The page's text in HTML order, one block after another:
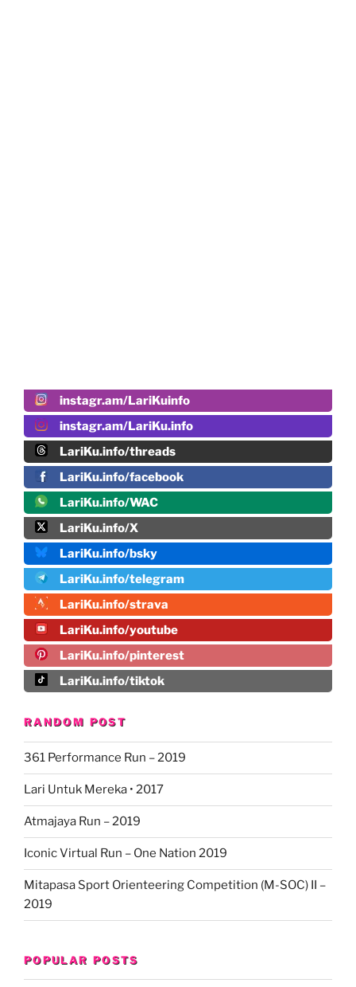
instagr.am/LariKuinfo
instagr.am/LariKu.info
LariKu.info/threads
LariKu.info/facebook
LariKu.info/WAC
LariKu.info/X
LariKu.info/bsky
LariKu.info/telegram
LariKu.info/strava
LariKu.info/youtube
LariKu.info/pinterest
LariKu.info/tiktok
RANDOM POST
361 Performance Run – 2019
Lari Untuk Mereka • 2017
Atmajaya Run – 2019
Iconic Virtual Run – One Nation 2019
Mitapasa Sport Orienteering Competition (M-SOC) II –
2019
POPULAR POSTS